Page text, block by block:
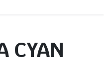
CYAN